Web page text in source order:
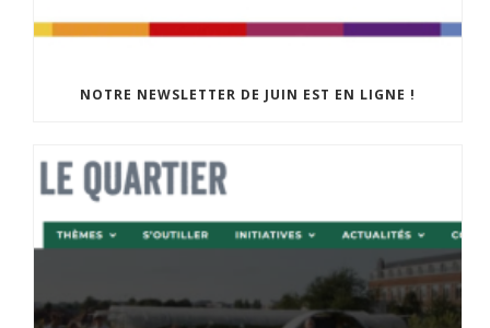
NOTRE NEWSLETTER DE JUIN EST EN LIGNE !